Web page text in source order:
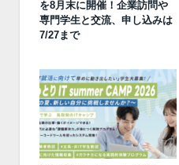
を8月末に開催！企業訪問や
専門学生と交流、申し込みは
7/27まで